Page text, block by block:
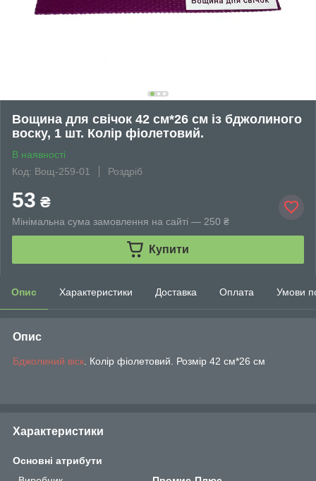
Вощина для свічок 42 см*26 см із бджолиного
воску, 1 шт. Колір фіолетовий.
В наявності
Код: Вощ-259-01
Роздріб
53 ₴
Мінімальна сума замовлення на сайті — 250 ₴
Купити
Опис Характеристики Доставка Оплата Умови
Опис
Бджолиний віск . Колір фіолетовий. Розмір 42 см*26 см
Характеристики
Основні атрибути